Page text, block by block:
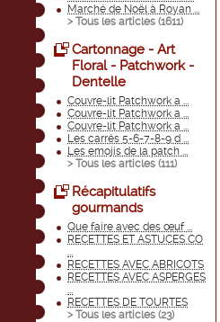
Marché de Noël à Royan ...
> Tous les articles (1611)
Cartonnage - Art
Floral - Patchwork -
Dentelle
Couvre-lit Patchwork a ...
Couvre-lit Patchwork a ...
Couvre-lit Patchwork a ...
Les carrés 5-6-7-8-9 d ...
Les emojis de la patch ...
> Tous les articles (111)
Récapitulatifs
gourmands
Que faire avec des œuf ...
RECETTES ET ASTUCES CO
...
RECETTES AVEC ABRICOTS
RECETTES AVEC ASPERGES
...
RECETTES DE TOURTES
> Tous les articles (23)